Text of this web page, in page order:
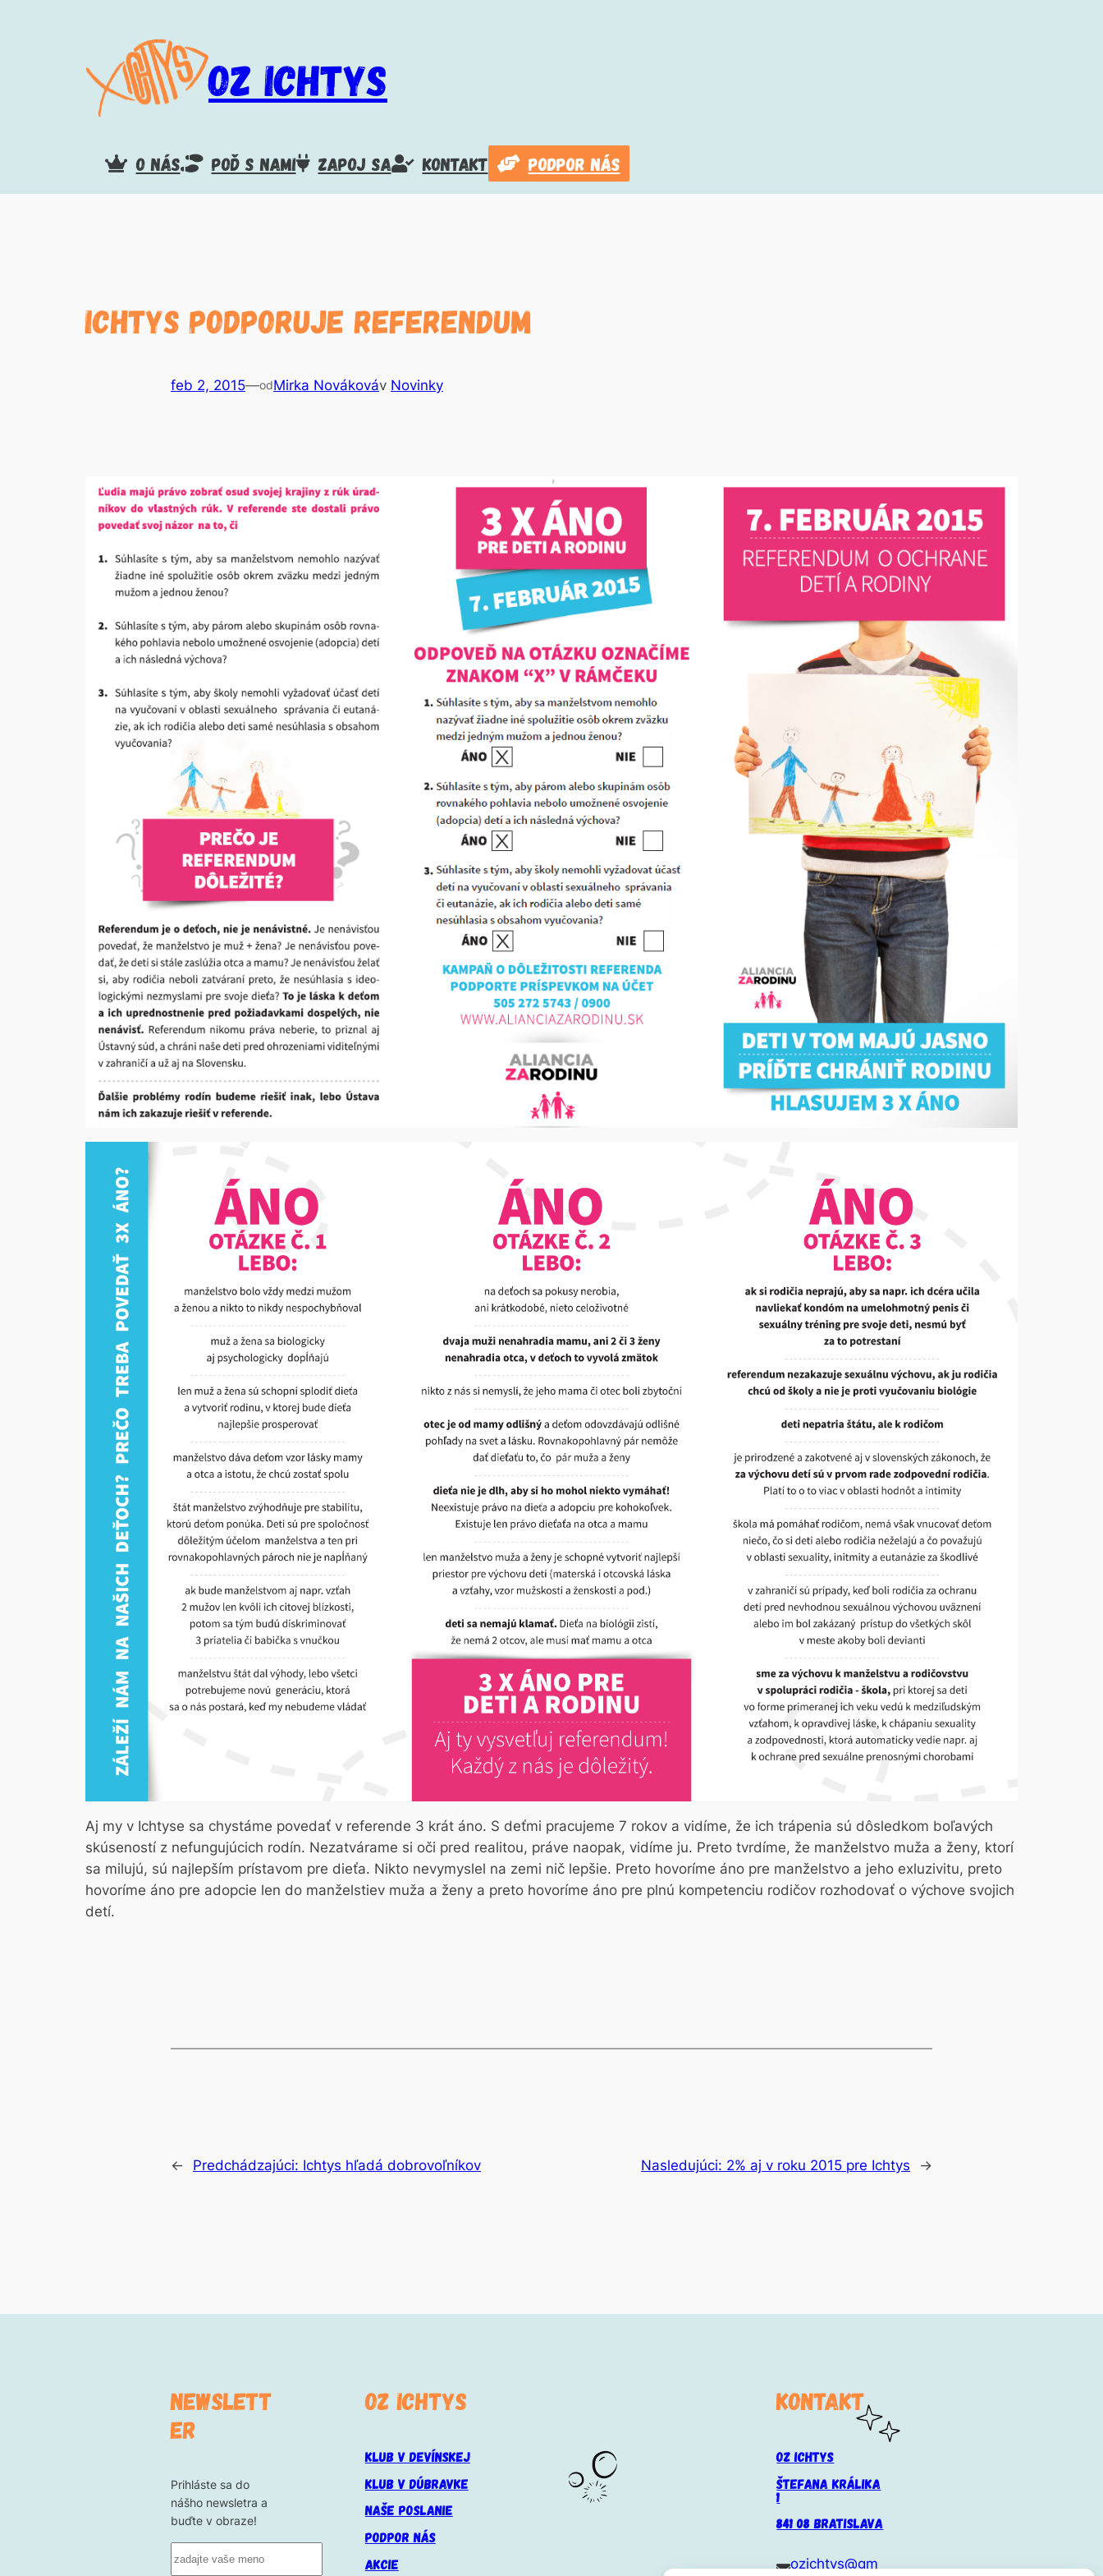
OZ ICHTYS
O NÁS POĎ S NAMI ZAPOJ SA Kontakt PODPOR NÁS
Ichtys podporuje referendum
feb 2, 2015—odMirka Novákováv Novinky
Aj my v Ichtyse sa chystáme povedať v referende 3 krát áno. S deťmi pracujeme 7 rokov a vidíme, že ich trápenia sú dôsledkom boľavých
skúseností z nefungujúcich rodín. Nezatvárame si oči pred realitou, práve naopak, vidíme ju. Preto tvrdíme, že manželstvo muža a ženy, ktorí
sa milujú, sú najlepším prístavom pre dieťa. Nikto nevymyslel na zemi nič lepšie. Preto hovoríme áno pre manželstvo a jeho exluzivitu, preto
hovoríme áno pre adopcie len do manželstiev muža a ženy a preto hovoríme áno pre plnú kompetenciu rodičov rozhodovať o výchove svojich
detí.
← Predchádzajúci: Ichtys hľadá dobrovoľníkov Nasledujúci: 2% aj v roku 2015 pre Ichtys →
NEWSLETT
ER
Prihláste sa do
nášho newsletra a
buďte v obraze!
OZ ICHTYS
KLUB V DEVÍNSKEJ
KLUB V DÚBRAVKE
NAŠE POSLANIE
PODPOR NÁS
AKCIE
KONTAKT
OZ ICHTYS
ŠTEFANA KRÁLIKA
1
841 08 BRATISLAVA
ozichtys@gm